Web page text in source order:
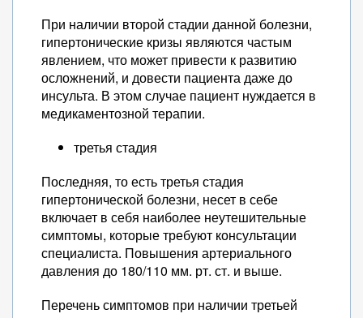
При наличии второй стадии данной болезни,
гипертонические кризы являются частым
явлением, что может привести к развитию
осложнений, и довести пациента даже до
инсульта. В этом случае пациент нуждается в
медикаментозной терапии.
третья стадия
Последняя, то есть третья стадия
гипертонической болезни, несет в себе
включает в себя наиболее неутешительные
симптомы, которые требуют консультации
специалиста. Повышения артериального
давления до 180/110 мм. рт. ст. и выше.
Перечень симптомов при наличии третьей